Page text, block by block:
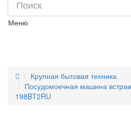
Меню
Крупная бытовая техника
Посудомоечная машина
198BT2RU